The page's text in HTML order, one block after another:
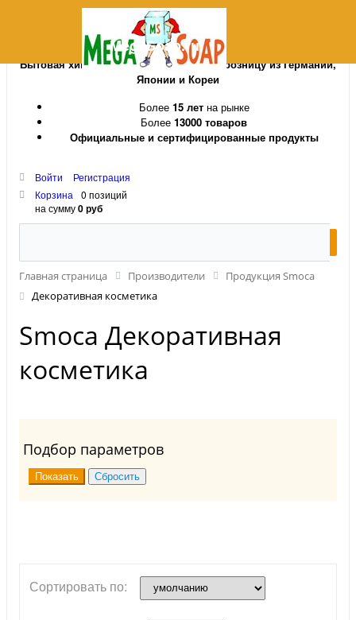
MegaSoap.ru
Бытовая химия и косметика оптом и в розницу из Германии,
Японии и Кореи
Более 15 летна рынке
Более 13000 товаров
Официальные и сертифицированные продукты
Войти
Регистрация
Корзина
0 позиций
на сумму0 руб
Главная страница Производители
Продукция Smoca
Декоративная косметика
Smoca Декоративная
косметика
Подбор параметров
Сортировать по: